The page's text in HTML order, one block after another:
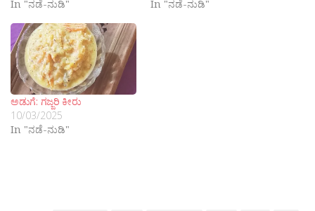
In "ನಡೆ-ನುಡಿ"
In "ನಡೆ-ನುಡಿ"
ಅಡುಗೆ: ಗಜ್ಜರಿ ಕೀರು
10/03/2025
In "ನಡೆ-ನುಡಿ"